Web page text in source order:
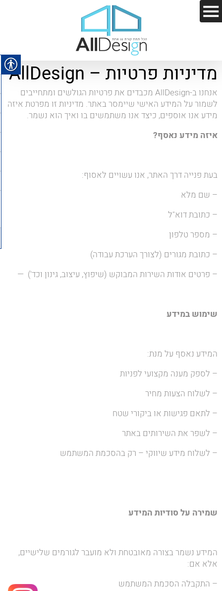
מדיניות פרטיות – AllDesign
אנחנו ב-AllDesign מכבדים את פרטיות הגולשים ומתחייבים
לשמור על המידע האישי שיימסר באתר. מדיניות זו מפרטת איזה
מידע אנו אוספים, כיצד אנו משתמשים בו ואיך הוא נשמר.
איזה מידע נאסף?
בעת פנייה דרך האתר, אנו עשויים לאסוף:
– שם מלא
– כתובת דוא"ל
– מספר טלפון
– כתובת מגורים (לצורך הערכת עבודה)
– פרטים אודות השירות המבוקש (שיפוץ, עיצוב, גינון וכד') —
שימוש במידע
המידע נאסף על מנת:
– לספק מענה מקצועי לפניות
– לשלוח הצעות מחיר
– לתאם פגישות או ביקורי שטח
– לשפר את השירותים באתר
– לשלוח מידע שיווקי – רק בהסכמת המשתמש
שמירה על סודיות המידע
המידע נשמר בצורה מאובטחת ולא מועבר לגורמים שלישיים,
אלא אם:
– התקבלה הסכמת המשתמש